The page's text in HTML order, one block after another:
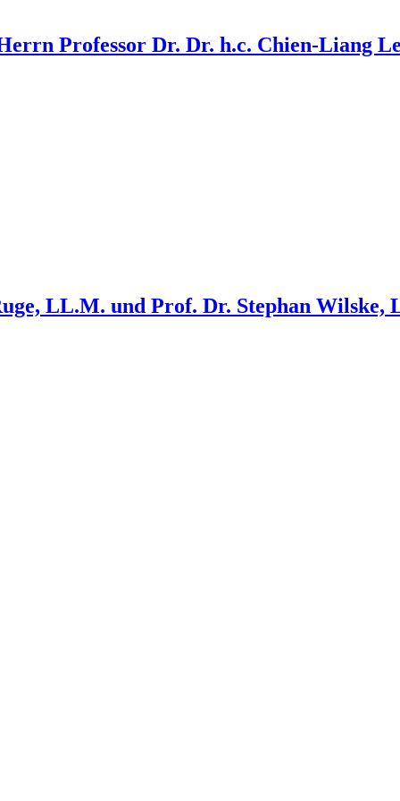
Professor Dr. Dr. h.c. Chien-Liang
LL.M. und Prof. Dr. Stephan Wilske,